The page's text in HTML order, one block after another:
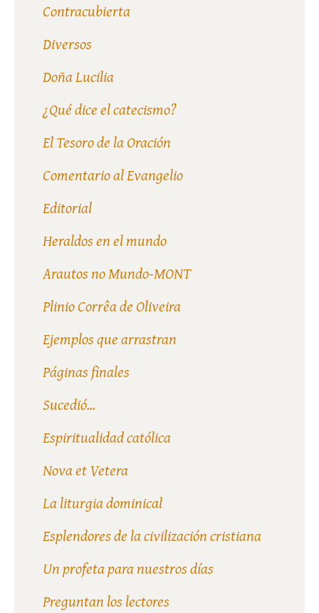
Contracubierta
Diversos
Doña Lucilia
¿Qué dice el catecismo?
El Tesoro de la Oración
Comentario al Evangelio
Editorial
Heraldos en el mundo
Arautos no Mundo-MONT
Plinio Corrêa de Oliveira
Ejemplos que arrastran
Páginas finales
Sucedió...
Espiritualidad católica
Nova et Vetera
La liturgia dominical
Esplendores de la civilización cristiana
Un profeta para nuestros días
Preguntan los lectores